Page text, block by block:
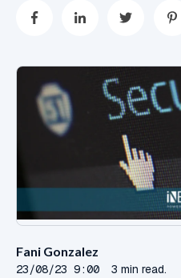
Fani Gonzalez
23/08/23 9:00 3 min read.